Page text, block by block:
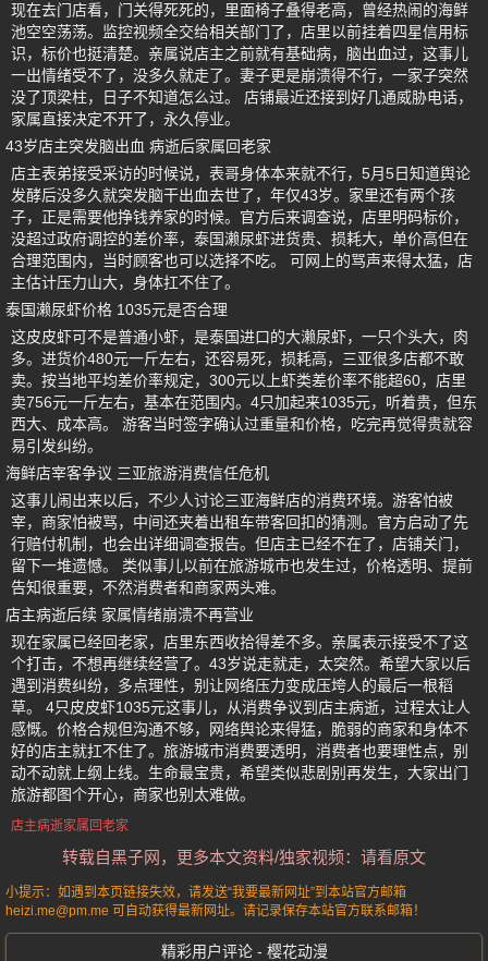
现在去门店看，门关得死死的，里面椅子叠得老高，曾经热闹的海鲜
池空空荡荡。监控视频全交给相关部门了，店里以前挂着四星信用标
识，标价也挺清楚。亲属说店主之前就有基础病，脑出血过，这事儿
一出情绪受不了，没多久就走了。妻子更是崩溃得不行，一家子突然
没了顶梁柱，日子不知道怎么过。 店铺最近还接到好几通威胁电话，
家属直接决定不开了，永久停业。
43岁店主突发脑出血 病逝后家属回老家
店主表弟接受采访的时候说，表哥身体本来就不行，5月5日知道舆论
发酵后没多久就突发脑干出血去世了，年仅43岁。家里还有两个孩
子，正是需要他挣钱养家的时候。官方后来调查说，店里明码标价，
没超过政府调控的差价率，泰国濑尿虾进货贵、损耗大，单价高但在
合理范围内，当时顾客也可以选择不吃。 可网上的骂声来得太猛，店
主估计压力山大，身体扛不住了。
泰国濑尿虾价格 1035元是否合理
这皮皮虾可不是普通小虾，是泰国进口的大濑尿虾，一只个头大，肉
多。进货价480元一斤左右，还容易死，损耗高，三亚很多店都不敢
卖。按当地平均差价率规定，300元以上虾类差价率不能超60，店里
卖756元一斤左右，基本在范围内。4只加起来1035元，听着贵，但东
西大、成本高。 游客当时签字确认过重量和价格，吃完再觉得贵就容
易引发纠纷。
海鲜店宰客争议 三亚旅游消费信任危机
这事儿闹出来以后，不少人讨论三亚海鲜店的消费环境。游客怕被
宰，商家怕被骂，中间还夹着出租车带客回扣的猜测。官方启动了先
行赔付机制，也会出详细调查报告。但店主已经不在了，店铺关门，
留下一堆遗憾。 类似事儿以前在旅游城市也发生过，价格透明、提前
告知很重要，不然消费者和商家两头难。
店主病逝后续 家属情绪崩溃不再营业
现在家属已经回老家，店里东西收拾得差不多。亲属表示接受不了这
个打击，不想再继续经营了。43岁说走就走，太突然。希望大家以后
遇到消费纠纷，多点理性，别让网络压力变成压垮人的最后一根稻
草。 4只皮皮虾1035元这事儿，从消费争议到店主病逝，过程太让人
感慨。价格合规但沟通不够，网络舆论来得猛，脆弱的商家和身体不
好的店主就扛不住了。旅游城市消费要透明，消费者也要理性点，别
动不动就上纲上线。生命最宝贵，希望类似悲剧别再发生，大家出门
旅游都图个开心，商家也别太难做。
店主病逝家属回老家
转载自黑子网，更多本文资料/独家视频：请看原文
小提示：如遇到本页链接失效，请发送“我要最新网址”到本站官方邮箱
heizi.me@pm.me 可自动获得最新网址。请记录保存本站官方联系邮箱！
精彩用户评论 - 樱花动漫